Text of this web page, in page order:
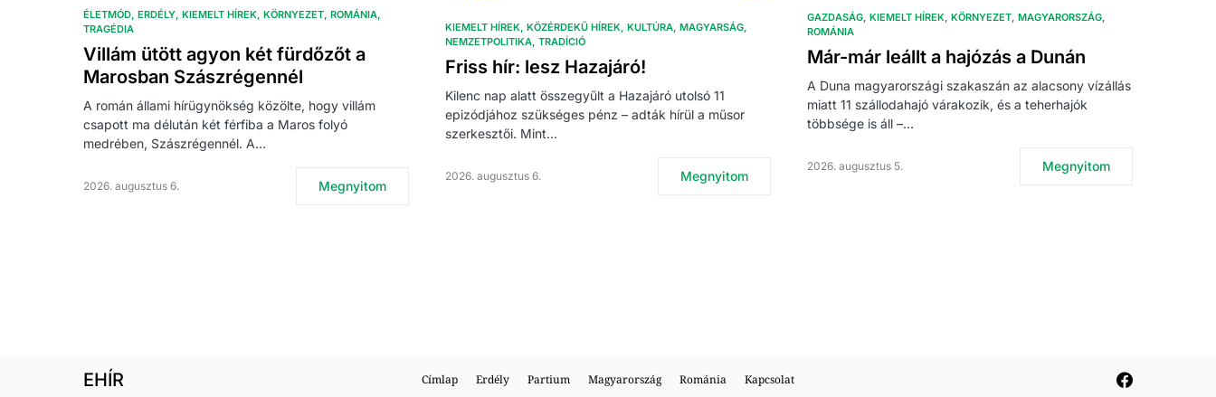
ÉLETMÓD ERDÉLY KIEMELT HÍREK KÖRNYEZET ROMÁNIA
TRAGÉDIA
Villám ütött agyon két fürdőzőt a
Marosban Szászrégennél
A román állami hírügynökség közölte, hogy villám
csapott ma délután két férfiba a Maros folyó
medrében, Szászrégennél. A…
2026. augusztus 6. Megnyitom
KIEMELT HÍREK KÖZÉRDEKŰ HÍREK KULTÚRA MAGYARSÁG
NEMZETPOLITIKA TRADÍCIÓ
Friss hír: lesz Hazajáró!
Kilenc nap alatt összegyűlt a Hazajáró utolsó 11
epizódjához szükséges pénz – adták hírül a műsor
szerkesztői. Mint…
2026. augusztus 6. Megnyitom
GAZDASÁG KIEMELT HÍREK KÖRNYEZET MAGYARORSZÁG
ROMÁNIA
Már-már leállt a hajózás a Dunán
A Duna magyarországi szakaszán az alacsony vízállás
miatt 11 szállodahajó várakozik, és a teherhajók
többsége is áll –…
2026. augusztus 5. Megnyitom
EHÍR Címlap Erdély Partium Magyarország Románia Kapcsolat